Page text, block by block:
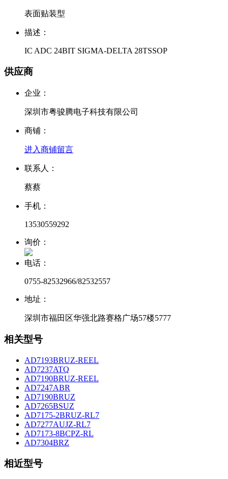
表面贴装型
描述：
IC ADC 24BIT SIGMA-DELTA 28TSSOP
供应商
企业：
深圳市粤骏腾电子科技有限公司
商铺：
进入商铺留言
联系人：
蔡蔡
手机：
13530559292
询价：
电话：
0755-82532966/82532557
地址：
深圳市福田区华强北路赛格广场57楼5777
相关型号
AD7193BRUZ-REEL
AD7237ATQ
AD7190BRUZ-REEL
AD7247ABR
AD7190BRUZ
AD7265BSUZ
AD7175-2BRUZ-RL7
AD7277AUJZ-RL7
AD7173-8BCPZ-RL
AD7304BRZ
相近型号